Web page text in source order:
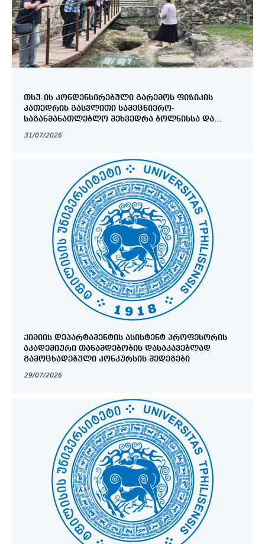
ᲗᲡᲣ-ᲘᲡ ᲙᲝᲜᲓᲔᲜᲡᲘᲠᲔᲑᲣᲚᲘ ᲒᲐᲠᲔᲛᲝᲡ ᲤᲘᲖᲘᲙᲘᲡ
ᲙᲐᲗᲔᲓᲠᲘᲡ ᲒᲐᲡᲕᲚᲘᲗᲘ ᲡᲐᲛᲔᲪᲜᲘᲔᲠᲝ-
ᲡᲐᲒᲐᲜᲛᲐᲜᲐᲗᲚᲔᲑᲚᲝ ᲨᲔᲮᲕᲔᲓᲠᲐ ᲑᲝᲚᲜᲘᲡᲡᲐ ᲓᲐ
31/07/2026
ᲥᲘᲛᲘᲘᲡ ᲓᲔᲞᲐᲠᲢᲐᲛᲔᲜᲢᲘᲡ ᲐᲡᲘᲡᲢᲔᲜᲢ ᲞᲠᲝᲤᲔᲡᲝᲠᲘᲡ
ᲐᲙᲐᲓᲔᲛᲘᲣᲠᲘ ᲗᲐᲜᲐᲛᲓᲔᲑᲝᲑᲘᲡ ᲓᲐᲡᲐᲙᲐᲕᲔᲑᲚᲐᲓ
ᲒᲐᲛᲝᲪᲮᲐᲓᲔᲑᲣᲚᲘ ᲙᲝᲜᲙᲣᲠᲡᲘᲡ ᲨᲔᲓᲔᲒᲔᲑᲘ
29/07/2026